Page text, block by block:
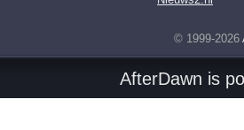
© 1999-2026
AfterDawn is